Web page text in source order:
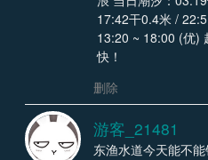
17:42干0.4米 /
13:20 ~ 18:00 (优)
快！
删除
游客_21481
东渔水道今天能不能